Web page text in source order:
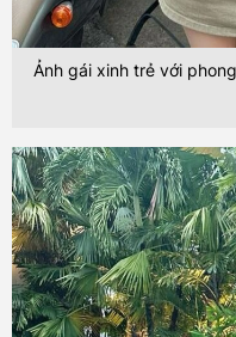
Ảnh gái xinh trẻ với